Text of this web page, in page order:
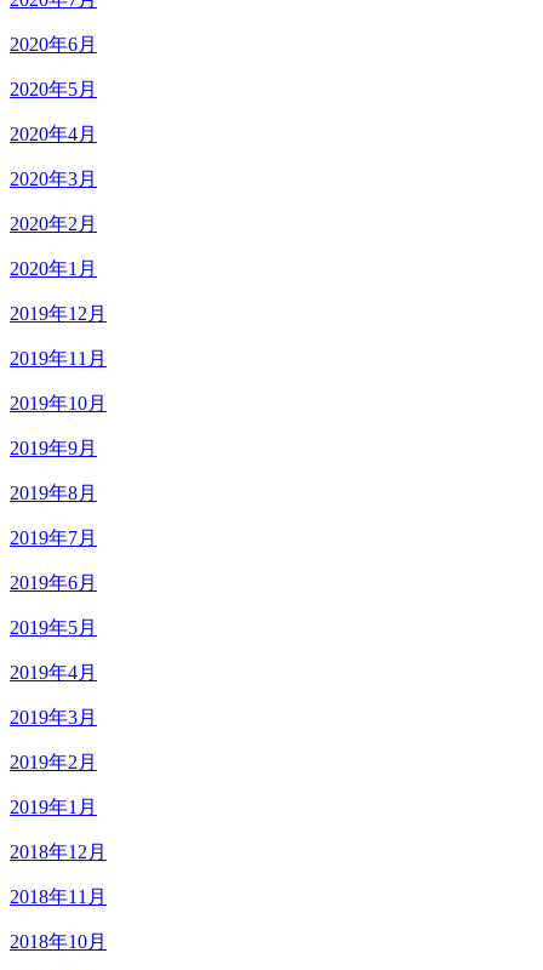
2020年6月
2020年5月
2020年4月
2020年3月
2020年2月
2020年1月
2019年12月
2019年11月
2019年10月
2019年9月
2019年8月
2019年7月
2019年6月
2019年5月
2019年4月
2019年3月
2019年2月
2019年1月
2018年12月
2018年11月
2018年10月